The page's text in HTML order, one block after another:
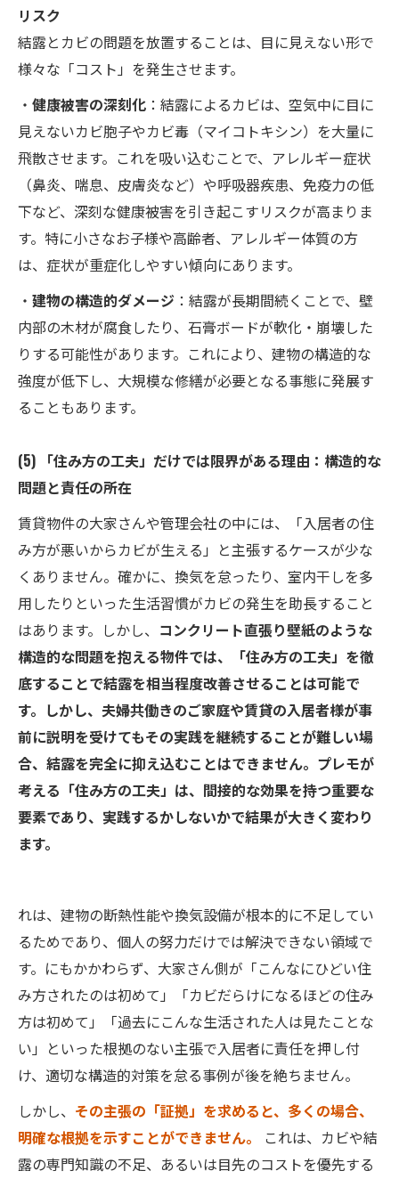
リスク
結露とカビの問題を放置することは、目に見えない形で
様々な「コスト」を発生させます。
・ 健康被害の深刻化 ：結露によるカビは、空気中に目に
見えないカビ胞子やカビ毒（マイコトキシン）を大量に
飛散させます。これを吸い込むことで、アレルギー症状
（鼻炎、喘息、皮膚炎など）や呼吸器疾患、免疫力の低
下など、深刻な健康被害を引き起こすリスクが高まりま
す。特に小さなお子様や高齢者、アレルギー体質の方
は、症状が重症化しやすい傾向にあります。
・ 建物の構造的ダメージ ：結露が長期間続くことで、壁
内部の木材が腐食したり、石膏ボードが軟化・崩壊した
りする可能性があります。これにより、建物の構造的な
強度が低下し、大規模な修繕が必要となる事態に発展す
ることもあります。
(5) 「住み方の工夫」だけでは限界がある理由：構造的な
問題と責任の所在
賃貸物件の大家さんや管理会社の中には、「入居者の住
み方が悪いからカビが生える」と主張するケースが少な
くありません。確かに、換気を怠ったり、室内干しを多
用したりといった生活習慣がカビの発生を助長すること
はあります。しかし、 コンクリート直張り壁紙のような
構造的な問題を抱える物件では、「住み方の工夫」を徹
底することで結露を相当程度改善させることは可能で
す。しかし、夫婦共働きのご家庭や賃貸の入居者様が事
前に説明を受けてもその実践を継続することが難しい場
合、結露を完全に抑え込むことはできません。プレモが
考える「住み方の工夫」は、間接的な効果を持つ重要な
要素であり、実践するかしないかで結果が大きく変わり
ます。
れは、建物の断熱性能や換気設備が根本的に不足してい
るためであり、個人の努力だけでは解決できない領域で
す。にもかかわらず、大家さん側が「こんなにひどい住
み方されたのは初めて」「カビだらけになるほどの住み
方は初めて」「過去にこんな生活された人は見たことな
い」といった根拠のない主張で入居者に責任を押し付
け、適切な構造的対策を怠る事例が後を絶ちません。
しかし、 その主張の「証拠」を求めると、多くの場合、
明確な根拠を示すことができません。
これは、カビや結
露の専門知識の不足、あるいは目先のコストを優先する